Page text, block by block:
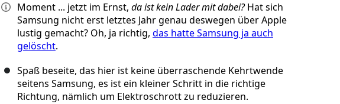
Moment ... jetzt im Ernst, da ist kein Lader mit dabei?Hat sich
Samsung nicht erst letztes Jahr genau deswegen über Apple
lustig gemacht? Oh, ja richtig, das hatte Samsung ja auch
gelöscht.
Spaß beseite, das hier ist keine überraschende Kehrtwende
seitens Samsung, es ist ein kleiner Schritt in die richtige
Richtung, nämlich um Elektroschrott zu reduzieren.